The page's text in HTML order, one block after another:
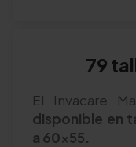
79
El Invacare
disponible en
a 60x55.